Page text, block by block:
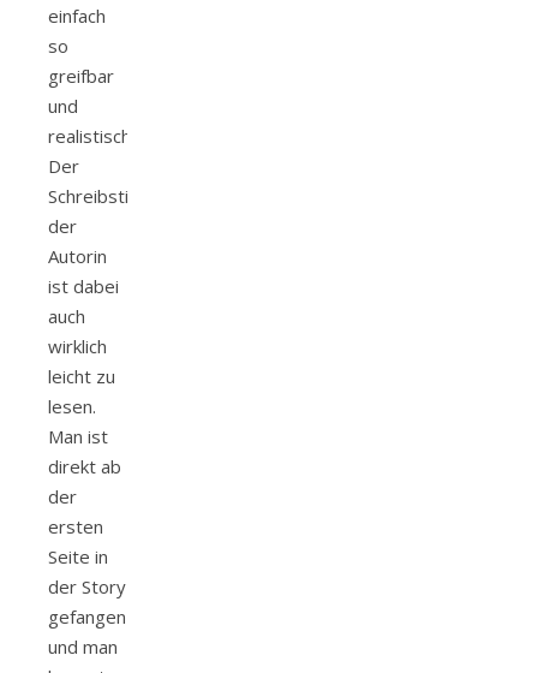
einfach
so
greifbar
und
realistisch.
Der
Schreibstil
der
Autorin
ist dabei
auch
wirklich
leicht zu
lesen.
Man ist
direkt ab
der
ersten
Seite in
der Story
gefangen
und man